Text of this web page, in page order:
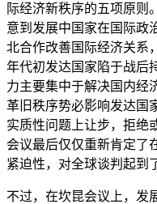
际经济新秩序的五项原则
意到发展中国家在国际政
北合作改善国际经济关系
年代初发达国家陷于战后
力主要集中于解决国内经
革旧秩序势必影响发达国
实质性问题上让步，拒绝
会议最后仅仅重新肯定了
紧迫性，对全球谈判起到
不过，在坎昆会议上，发